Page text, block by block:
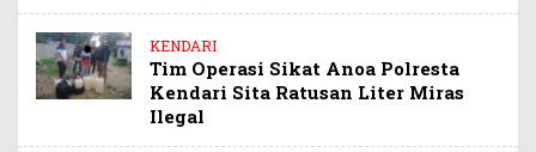
KENDARI
Tim Operasi Sikat Anoa Polresta
Kendari Sita Ratusan Liter Miras
Ilegal